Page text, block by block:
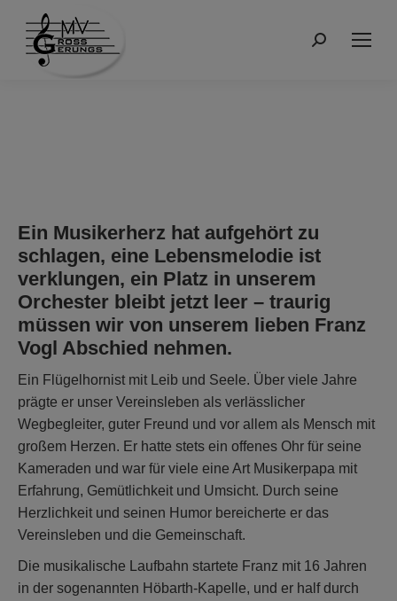
Suchen:
Ein Musikerherz hat aufgehört zu
schlagen, eine Lebensmelodie ist
verklungen, ein Platz in unserem
Orchester bleibt jetzt leer – traurig
müssen wir von unserem lieben Franz
Vogl Abschied nehmen.
Ein Flügelhornist mit Leib und Seele. Über viele Jahre
prägte er unser Vereinsleben als verlässlicher
Wegbegleiter, guter Freund und vor allem als Mensch mit
großem Herzen. Er hatte stets ein offenes Ohr für seine
Kameraden und war für viele eine Art Musikerpapa mit
Erfahrung, Gemütlichkeit und Umsicht. Durch seine
Herzlichkeit und seinen Humor bereicherte er das
Vereinsleben und die Gemeinschaft.
Die musikalische Laufbahn startete Franz mit 16 Jahren
in der sogenannten Höbarth-Kapelle, und er half durch